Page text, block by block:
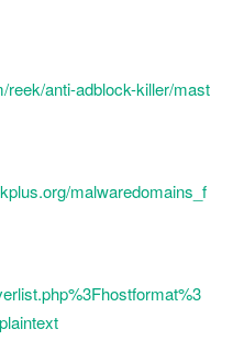
reek/anti-adblock-killer/mast
malwaredomains_f